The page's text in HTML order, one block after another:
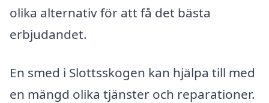
olika alternativ för att få det bästa
erbjudandet.
En smed i Slottsskogen kan hjälpa till med
en mängd olika tjänster och reparationer.